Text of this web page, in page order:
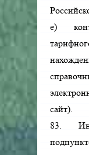
е)
сайт).
83.